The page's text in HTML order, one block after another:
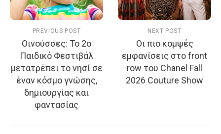
PREVIOUS POST
Οινούσσες: Το 2ο
Παιδικό Φεστιβάλ
μετατρέπει το νησί σε
έναν κόσμο γνώσης,
δημιουργίας και
φαντασίας
NEXT POST
Οι πιο κομψές
εμφανίσεις στο front
row του Chanel Fall
2026 Couture Show